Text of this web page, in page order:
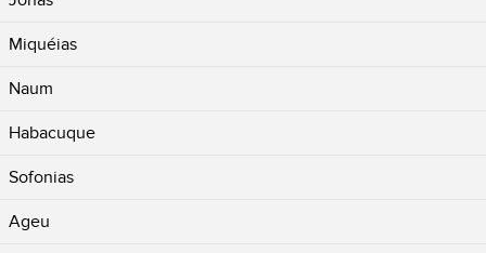
Miquéias
Naum
Habacuque
Sofonias
Ageu